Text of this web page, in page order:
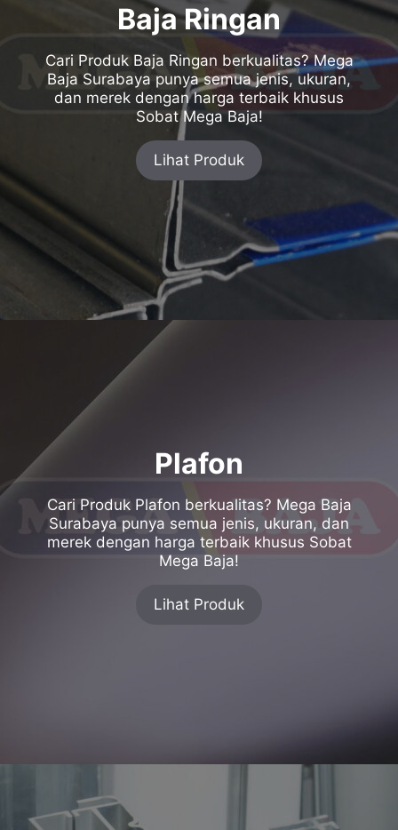
Baja Ringan
Cari Produk Baja Ringan berkualitas? Mega
Baja Surabaya punya semua jenis, ukuran,
dan merek dengan harga terbaik khusus
Sobat Mega Baja!
Lihat Produk
Plafon
Cari Produk Plafon berkualitas? Mega Baja
Surabaya punya semua jenis, ukuran, dan
merek dengan harga terbaik khusus Sobat
Mega Baja!
Lihat Produk